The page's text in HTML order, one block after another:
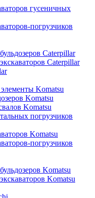
гусеничных
погрузчиков
Caterpillar
Caterpillar
Komatsu
Komatsu
Komatsu
погрузчиков
Komatsu
погрузчиков
Komatsu
Komatsu